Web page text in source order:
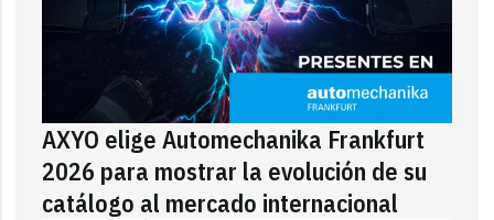
AXYO elige Automechanika Frankfurt
2026 para mostrar la evolución de su
catálogo al mercado internacional